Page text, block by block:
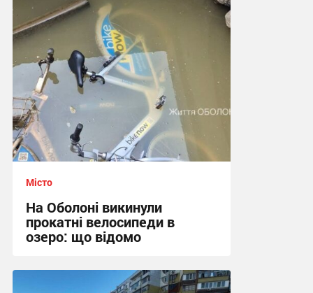
Місто
На Оболоні викинули
прокатні велосипеди в
озеро: що відомо